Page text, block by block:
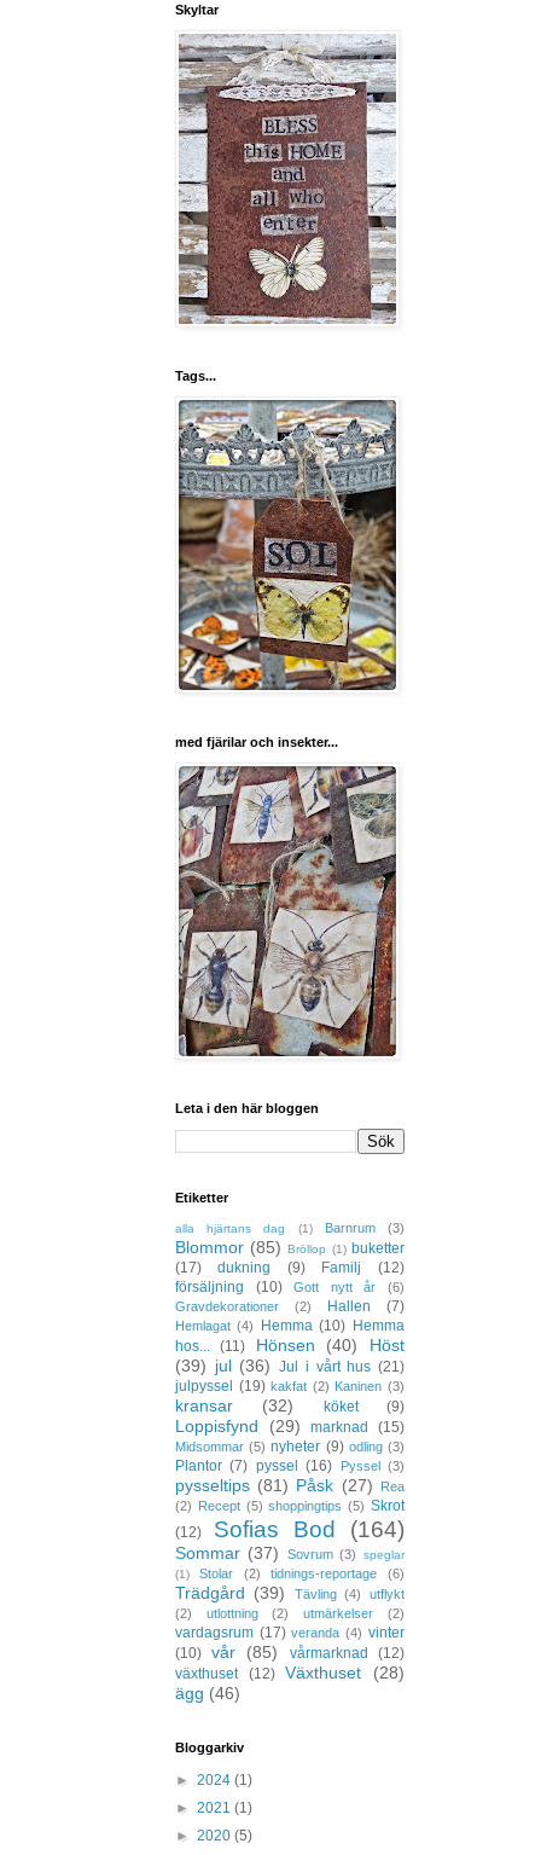
Skyltar
Tags...
med fjärilar och insekter...
Leta i den här bloggen
Etiketter
alla hjärtans dag (1) Barnrum (3)
Blommor (85) Bröllop (1) buketter
(17)
dukning (9) Familj
(12)
försäljning
(10) Gott nytt år
(6)
Gravdekorationer
(2) Hallen (7)
Hemlagat (4) Hemma (10) Hemma
hos...
(11) Hönsen (40)
Höst
(39) jul (36) Jul i vårt hus (21)
julpyssel
(19) kakfat (2) Kaninen (3)
kransar (32) köket (9)
Loppisfynd (29) marknad (15)
Midsommar (5) nyheter (9) odling (3)
Plantor (7) pyssel (16) Pyssel (3)
pysseltips (81) Påsk (27)
Rea
(2) Recept (5) shoppingtips (5) Skrot
(12)
Sofias Bod (164)
Sommar (37) Sovrum (3)
speglar
(1)
Stolar (2) tidnings-reportage (6)
Trädgård (39) Tävling (4)
utflykt
(2)
utlottning (2) utmärkelser (2)
vardagsrum (17) veranda (4) vinter
(10) vår (85) vårmarknad
(12)
växthuset
(12) Växthuset
(28)
ägg (46)
Bloggarkiv
► 2024 (1)
► 2021 (1)
► 2020 (5)